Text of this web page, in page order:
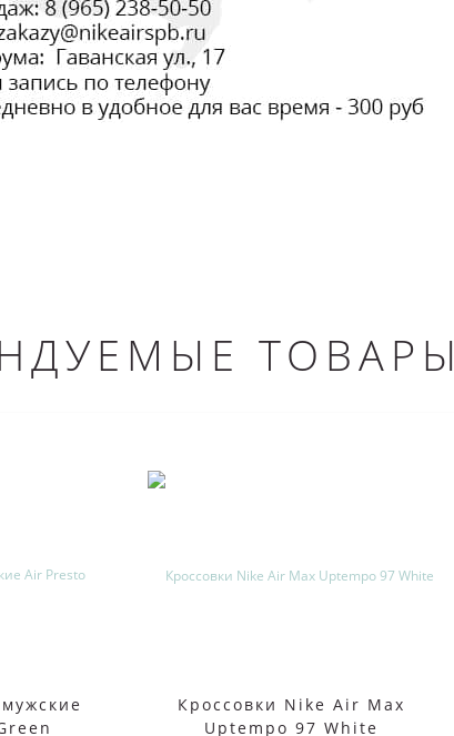
ТОВАРЫ
Кроссовки Nike Air Max
Uptempo 97 White